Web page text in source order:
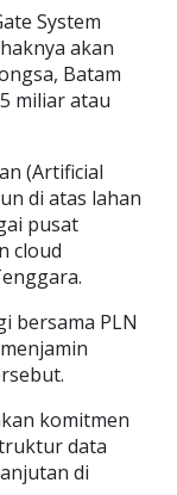
System
akan
Batam
miliar atau
(Artificial
di atas lahan
pusat
cloud
bersama PLN
komitmen
data
di